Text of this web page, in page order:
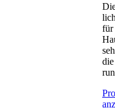
für